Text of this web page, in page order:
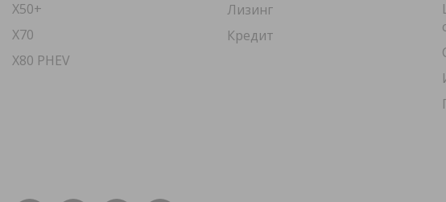
X50+
X70
X80 PHEV
Лизинг
Кредит